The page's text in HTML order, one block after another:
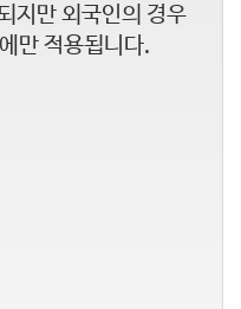
지만 외국인의 경우
만 적용됩니다.